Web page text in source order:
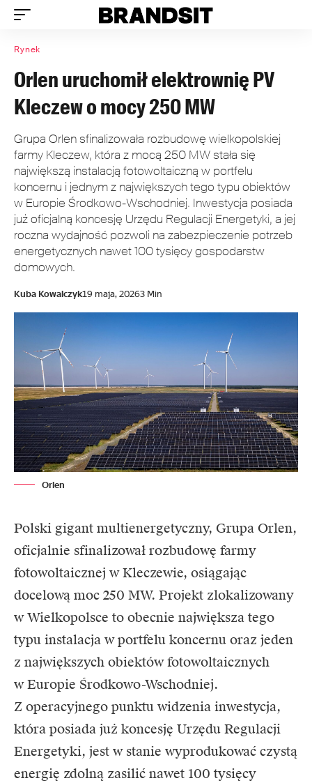
Rynek
Orlen uruchomił elektrownię PV
Kleczew o mocy 250 MW
Grupa Orlen sfinalizowała rozbudowę wielkopolskiej
farmy Kleczew, która z mocą 250 MW stała się
największą instalacją fotowoltaiczną w portfelu
koncernu i jednym z największych tego typu obiektów
w Europie Środkowo-Wschodniej. Inwestycja posiada
już oficjalną koncesję Urzędu Regulacji Energetyki, a jej
roczna wydajność pozwoli na zabezpieczenie potrzeb
energetycznych nawet 100 tysięcy gospodarstw
domowych.
Kuba Kowalczyk19 maja, 20263 Min
Orlen
Polski gigant multienergetyczny, Grupa Orlen,
oficjalnie sfinalizował rozbudowę farmy
fotowoltaicznej w Kleczewie, osiągając
docelową moc 250 MW. Projekt zlokalizowany
w Wielkopolsce to obecnie największa tego
typu instalacja w portfelu koncernu oraz jeden
z największych obiektów fotowoltaicznych
w Europie Środkowo-Wschodniej.
Z operacyjnego punktu widzenia inwestycja,
która posiada już koncesję Urzędu Regulacji
Energetyki, jest w stanie wyprodukować czystą
energię zdolną zasilić nawet 100 tysięcy